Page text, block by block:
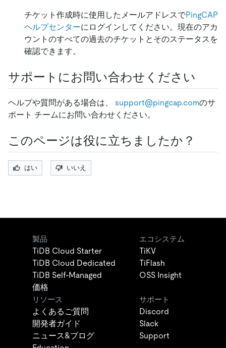
チケット作成時に使用したメールアドレスでPingCAP
ヘルプセンターにログインしてください。現在のアカ
ウントのすべての過去のチケットとそのステータスを
確認できます。
サポートにお問い合わせください
ヘルプや質問がある場合は、 support@pingcap.comのサ
ポート チームにお問い合わせください。
このページは役に立ちましたか？
はい いいえ
製品
TiDB Cloud Starter
TiDB Cloud Dedicated
TiDB Self-Managed
価格
エコシステム
TiKV
TiFlash
OSS Insight
リソース
よくあるご質問
開発者ガイド
ニュース&ブログ
サポート
Discord
Slack
Support